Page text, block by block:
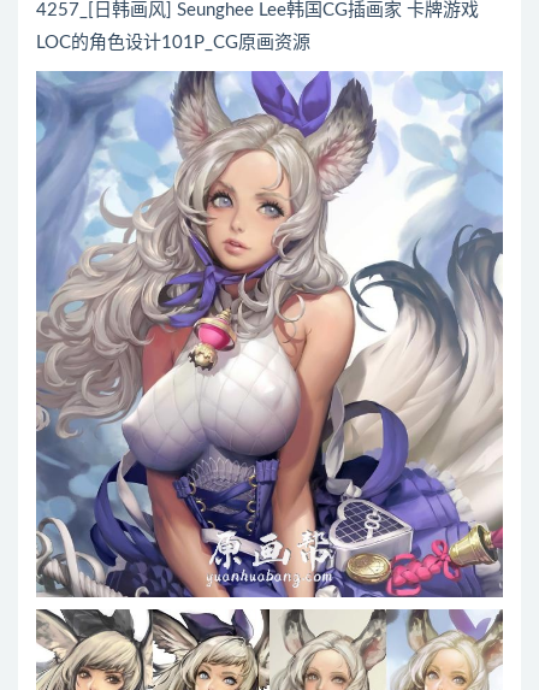
4257_[日韩画风] Seunghee Lee韩国CG插画家 卡牌游戏
LOC的角色设计101P_CG原画资源